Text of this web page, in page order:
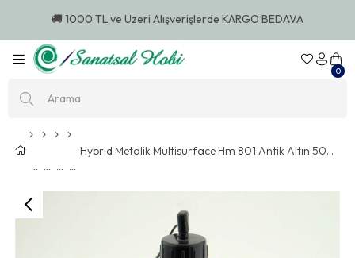
🚚 1000 TL ve Üzeri Alışverişlerde KARGO BEDAVA
0
Hybrid Metalik Multisurface Hm 801 Antik Altın 500ml